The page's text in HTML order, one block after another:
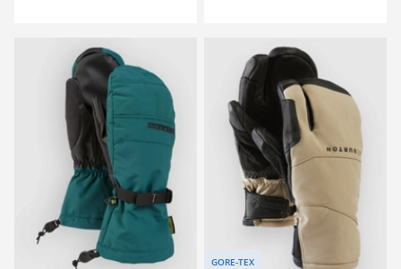
GORE-TEX